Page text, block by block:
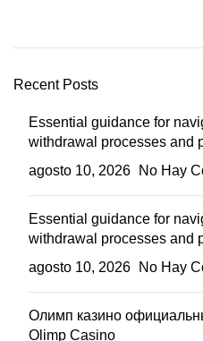
Recent Posts
Essential guidance for
withdrawal processes and
agosto 10, 2026
No Hay
Essential guidance for
withdrawal processes and
agosto 10, 2026
No Hay
Олимп казино
Olimp Casino